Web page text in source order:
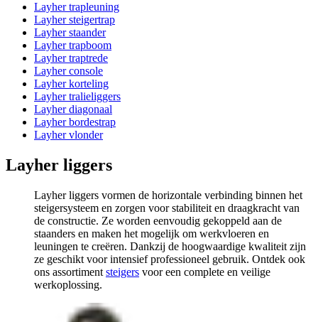
Layher trapleuning
Layher steigertrap
Layher staander
Layher trapboom
Layher traptrede
Layher console
Layher korteling
Layher tralieliggers
Layher diagonaal
Layher bordestrap
Layher vlonder
Layher liggers
Layher liggers vormen de horizontale verbinding binnen het
steigersysteem en zorgen voor stabiliteit en draagkracht van
de constructie. Ze worden eenvoudig gekoppeld aan de
staanders en maken het mogelijk om werkvloeren en
leuningen te creëren. Dankzij de hoogwaardige kwaliteit zijn
ze geschikt voor intensief professioneel gebruik. Ontdek ook
ons assortiment steigers voor een complete en veilige
werkoplossing.